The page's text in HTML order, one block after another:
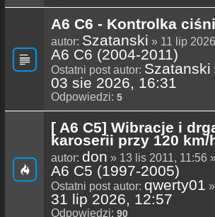
A6 C6 - Kontrolka
autor: Szatanski » 11 lip
A6 C6 (2004-2011)
Ostatni post autor: Szatanski
03 sie 2026, 16:31
Odpowiedzi: 5
[ A6 C5] Wibracje i
karoserii przy 120 km/
autor: don » 13 lis 2011, 11:56
A6 C5 (1997-2005)
Ostatni post autor: qwerty01 »
31 lip 2026, 12:57
Odpowiedzi: 90